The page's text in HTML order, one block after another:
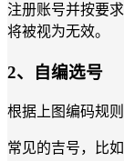
注册账号并按要
将被视为无效。
2、自编选号
根据上图编码规
常见的吉号，比